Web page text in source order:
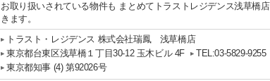
お取り扱いされている物件も まとめてトラストレジデンス浅草橋
きます。
トラスト・レジデンス 株式会社瑞鳳 浅草橋店
東京都台東区浅草橋１丁目30-12 玉木ビル 4F
TEL:03-5829-9255
東京都知事 (4) 第92026号